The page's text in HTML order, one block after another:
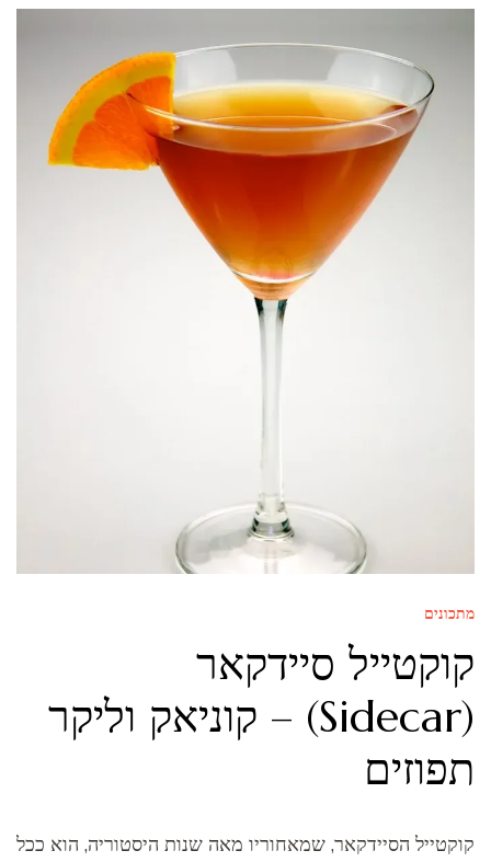
מתכונים
קוקטייל סיידקאר
(Sidecar) – קוניאק וליקר
תפוזים
קוקטייל הסיידקאר, שמאחוריו מאה שנות היסטוריה, הוא ככל